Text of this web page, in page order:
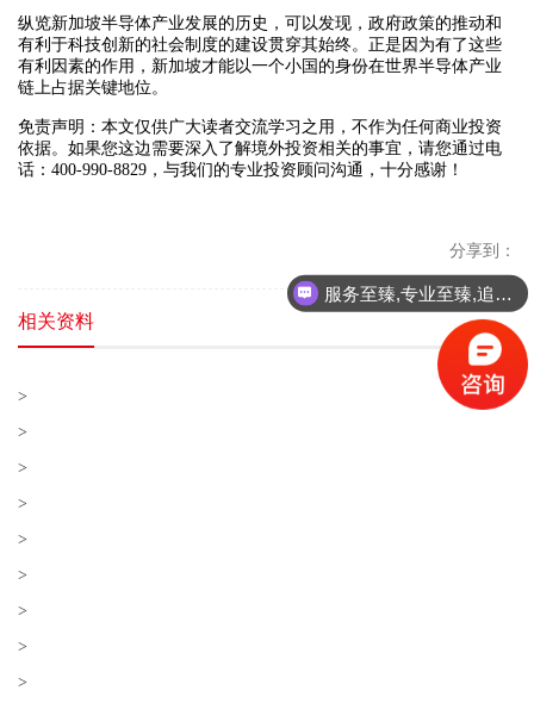
纵览新加坡半导体产业发展的历史，可以发现，政府政策的推动和
有利于科技创新的社会制度的建设贯穿其始终。正是因为有了这些
有利因素的作用，新加坡才能以一个小国的身份在世界半导体产业
链上占据关键地位。
免责声明：本文仅供广大读者交流学习之用，不作为任何商业投资
依据。如果您这边需要深入了解境外投资相关的事宜，请您通过电
话：400-990-8829，与我们的专业投资顾问沟通，十分感谢！
分享到：
相关资料
>
>
>
>
>
>
>
>
>